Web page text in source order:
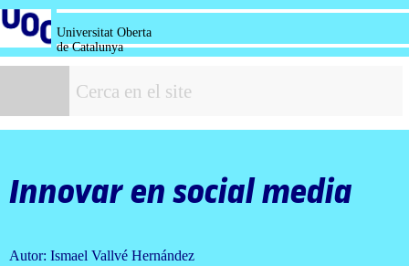
Salta
al
contingut
Universitat Oberta
de Catalunya
Innovar ensocial media
Autor: Ismael Vallvé Hernández